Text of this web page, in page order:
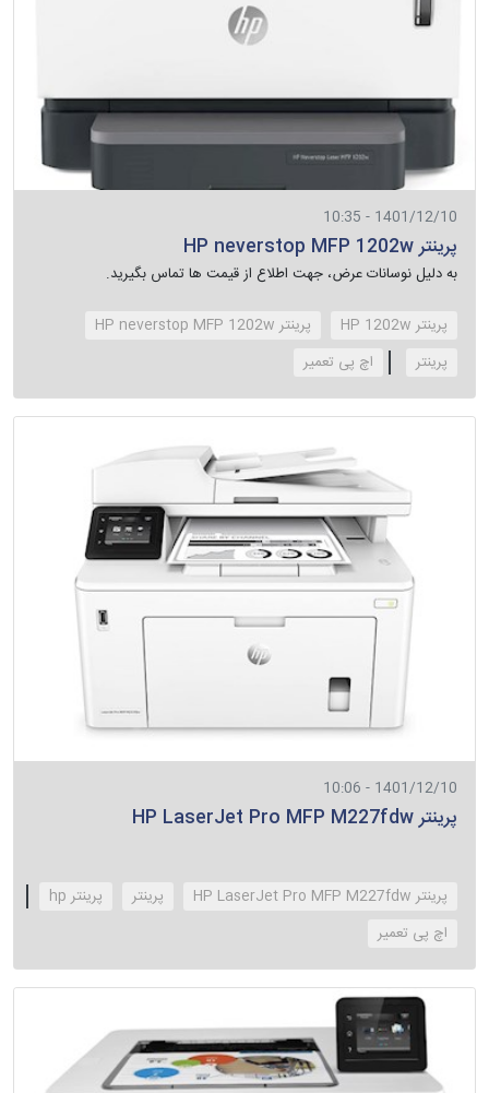
1401/12/10 - 10:35
پرینتر HP neverstop MFP 1202w
به دلیل نوسانات عرض، جهت اطلاع از قیمت ها تماس بگیرید.
پرینتر HP 1202w
پرینتر HP neverstop MFP 1202w
پرینتر
‌اچ پی تعمیر
1401/12/10 - 10:06
پرینتر HP LaserJet Pro MFP M227fdw
پرینتر HP LaserJet Pro MFP M227fdw پرینتر
پرینتر hp
‌اچ پی تعمیر